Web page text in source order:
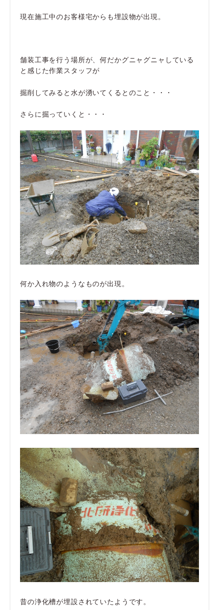
現在施工中のお客様宅からも埋設物が出現。
舗装工事を行う場所が、何だかグニャグニャしている
と感じた作業スタッフが
掘削してみると水が湧いてくるとのこと・・・
さらに掘っていくと・・・
何か入れ物のようなものが出現。
昔の浄化槽が埋設されていたようです。